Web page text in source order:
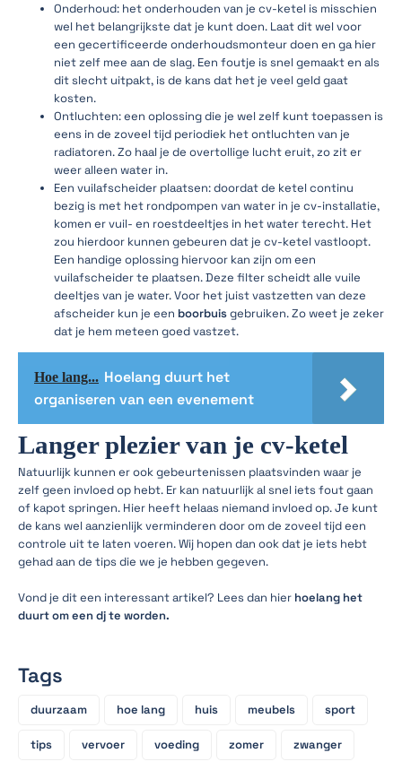
Onderhoud: het onderhouden van je cv-ketel is misschien
wel het belangrijkste dat je kunt doen. Laat dit wel voor
een gecertificeerde onderhoudsmonteur doen en ga hier
niet zelf mee aan de slag. Een foutje is snel gemaakt en als
dit slecht uitpakt, is de kans dat het je veel geld gaat
kosten.
Ontluchten: een oplossing die je wel zelf kunt toepassen is
eens in de zoveel tijd periodiek het ontluchten van je
radiatoren. Zo haal je de overtollige lucht eruit, zo zit er
weer alleen water in.
Een vuilafscheider plaatsen: doordat de ketel continu
bezig is met het rondpompen van water in je cv-installatie,
komen er vuil- en roestdeeltjes in het water terecht. Het
zou hierdoor kunnen gebeuren dat je cv-ketel vastloopt.
Een handige oplossing hiervoor kan zijn om een
vuilafscheider te plaatsen. Deze filter scheidt alle vuile
deeltjes van je water. Voor het juist vastzetten van deze
afscheider kun je een boorbuisgebruiken. Zo weet je zeker
dat je hem meteen goed vastzet.
Hoe lang... Hoelang duurt het
organiseren van een evenement
Langer plezier van je cv-ketel
Natuurlijk kunnen er ook gebeurtenissen plaatsvinden waar je
zelf geen invloed op hebt. Er kan natuurlijk al snel iets fout gaan
of kapot springen. Hier heeft helaas niemand invloed op. Je kunt
de kans wel aanzienlijk verminderen door om de zoveel tijd een
controle uit te laten voeren. Wij hopen dan ook dat je iets hebt
gehad aan de tips die we je hebben gegeven.
Vond je dit een interessant artikel? Lees dan hier hoelang het
duurt om een dj te worden.
Tags
duurzaam hoe lang huis meubels sport
tips vervoer voeding zomer zwanger